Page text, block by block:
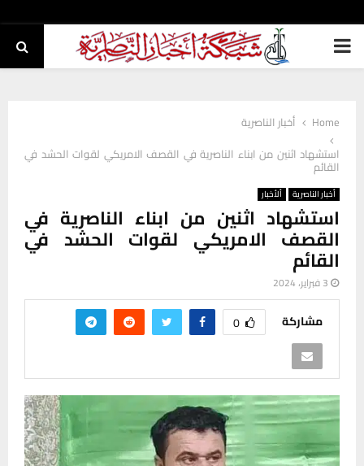
PRIMARY
Home
أخبار الناصرية
استشهاد اثنين من ابناء الناصرية في القصف الامريكي لقوات الحشد في
القائم
أخبار الناصرية ألأخبار
استشهاد اثنين من ابناء الناصرية في
القصف الامريكي لقوات الحشد في
القائم
3 فبراير، 2024
مشاركة 0